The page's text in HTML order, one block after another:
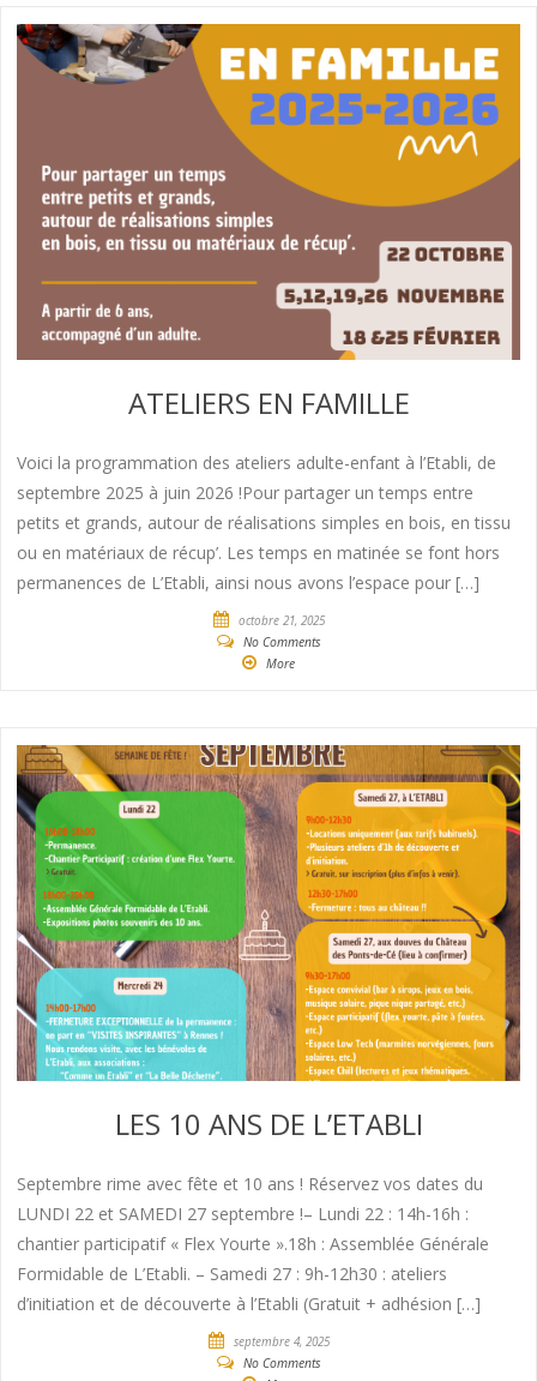
ATELIERS EN FAMILLE
Voici la programmation des ateliers adulte-enfant à l’Etabli, de
septembre 2025 à juin 2026 !Pour partager un temps entre
petits et grands, autour de réalisations simples en bois, en tissu
ou en matériaux de récup’. Les temps en matinée se font hors
permanences de L’Etabli, ainsi nous avons l’espace pour […]
octobre 21, 2025
No Comments
More
LES 10 ANS DE L’ETABLI
Septembre rime avec fête et 10 ans ! Réservez vos dates du
LUNDI 22 et SAMEDI 27 septembre !– Lundi 22 : 14h-16h :
chantier participatif « Flex Yourte ».18h : Assemblée Générale
Formidable de L’Etabli. – Samedi 27 : 9h-12h30 : ateliers
d’initiation et de découverte à l’Etabli (Gratuit + adhésion […]
septembre 4, 2025
No Comments